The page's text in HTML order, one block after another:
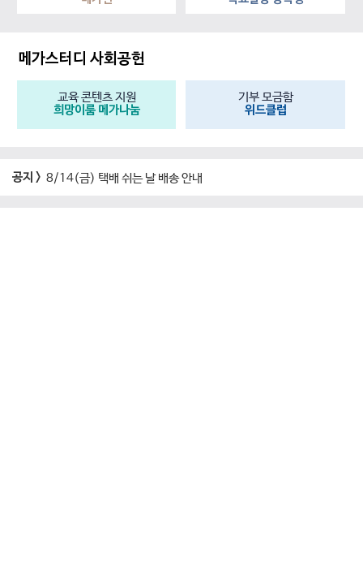
메가스터디 사회공헌
교육 콘텐츠 지원
희망이룸 메가나눔
기부 모금함
위드클럽
공지 > 8/14(금) 택배 쉬는 날 배송 안내